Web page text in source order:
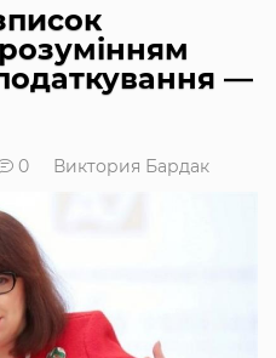
—
0 Виктория Бардак